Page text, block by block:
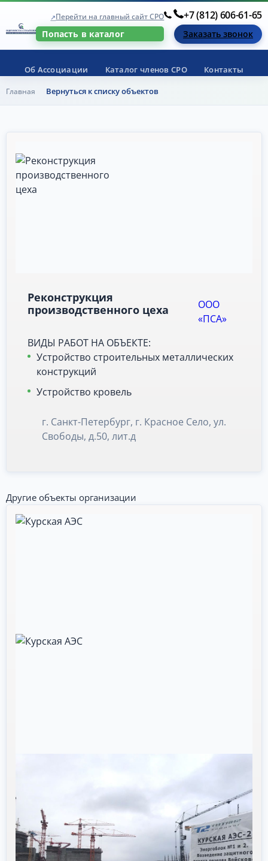
Перейти на главный сайт СРО
Попасть в каталог
+7 (812) 606-61-65
Заказать звонок
Об Ассоциации Каталог членов СРО Контакты
Главная Вернуться к списку объектов
Реконструкция
производственного цеха
ООО
«ПСА»
ВИДЫ РАБОТ НА ОБЪЕКТЕ:
Устройство строительных металлических
конструкций
Устройство кровель
г. Санкт-Петербург, г. Красное Село, ул.
Свободы, д.50, лит.д
Другие объекты организации